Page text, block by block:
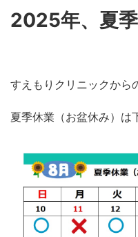
2025年、夏
すえもりクリニックから
夏季休業（お盆休み）は